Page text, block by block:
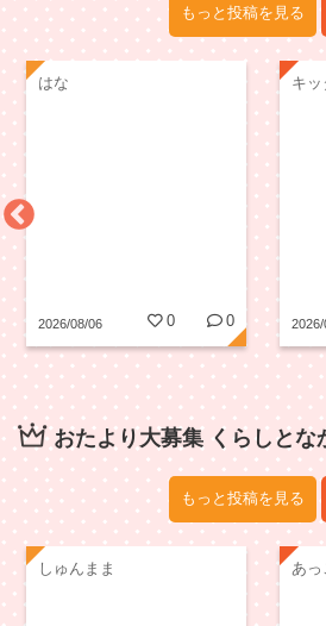
もっと投稿を見る
はな
2026/08/06 0 0
キッ
おたより大募集 くらしとな
もっと投稿を見る
しゅんまま あっ